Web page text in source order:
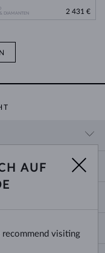
DIAMANTEN
2 431 €
AUF
recommend visiting